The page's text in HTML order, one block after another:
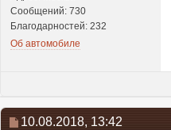
Сообщений: 730
Благодарностей: 232
Об автомобиле
10.08.2018, 13:42